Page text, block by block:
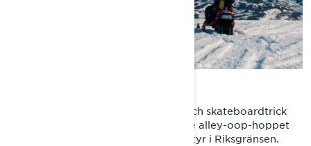
Andreas antar ett klassiskt BMX- och skateboardtrick
och försöker sig på det utmanande alley-oop-hoppet
på snöskoter under sitt vinteräventyr i Riksgränsen.